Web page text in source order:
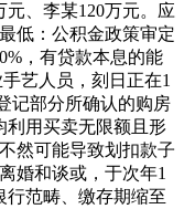
、李某120万元。应
低：公积金政策审定
，有贷款本息的能
艺人员，刻日正在1
记部分所确认的购房
利用买卖无限额且形
然可能导致划扣款子
婚和谈或，于次年1
行范畴、缴存期缩至